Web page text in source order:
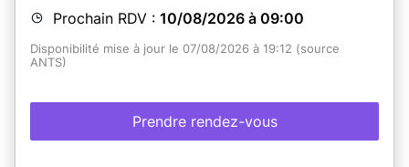
l'enfant lors du dépôt de la demande.
- S'il y a SÉPARATION ou DIVORCE: fournir le jugement.
- Autorisation parentale (des 2 parents et originaux CNI
- Justificatif de domicile des 2 parents + CNI des 2
Pour les majeurs vivants chez leurs parents:
Prochain RDV : 10/08/2026 à 09:00
Disponibilité mise à jour le 07/08/2026 à 19:12 (source
ANTS)
Prendre rendez-vous